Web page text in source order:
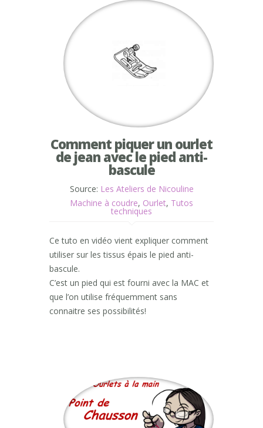
Comment piquer un ourlet
de jean avec le pied anti-
bascule
Source: Les Ateliers de Nicouline
Machine à coudre, Ourlet, Tutos
techniques
Ce tuto en vidéo vient expliquer comment
utiliser sur les tissus épais le pied anti-
bascule.
C’est un pied qui est fourni avec la MAC et
que l’on utilise fréquemment sans
connaitre ses possibilités!